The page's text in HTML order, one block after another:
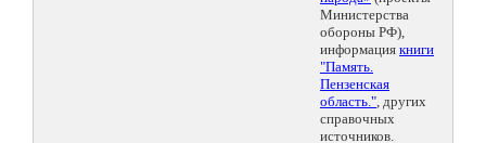
Министерства
обороны РФ),
информация книги
"Память.
Пензенская
область.", других
справочных
источников.